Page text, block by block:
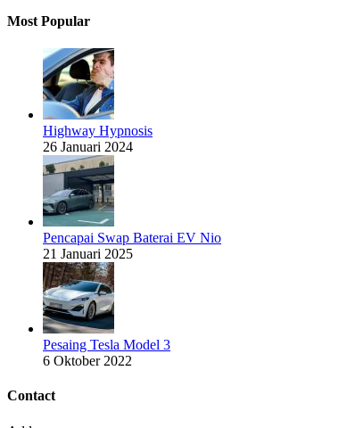
Most Popular
Highway Hypnosis
26 Januari 2024
Pencapai Swap Baterai EV Nio
21 Januari 2025
Pesaing Tesla Model 3
6 Oktober 2022
Contact